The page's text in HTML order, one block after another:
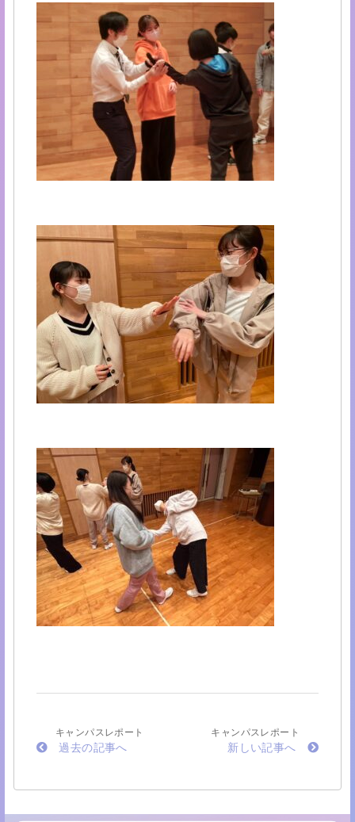
キャンパスレポート
過去の記事へ
キャンパスレポート
新しい記事へ